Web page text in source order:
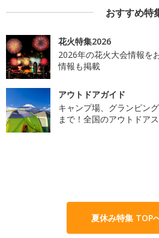
おすすめ特
花火特集2026
2026年の花火大会情報を
情報も掲載
アウトドアガイド
キャンプ場、グランピン
まで！全国のアウトドア
夏休み特集 TOP